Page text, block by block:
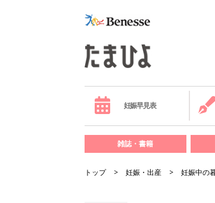
妊娠早見表
雑誌・書籍
トップ 妊娠・出産 妊娠中の